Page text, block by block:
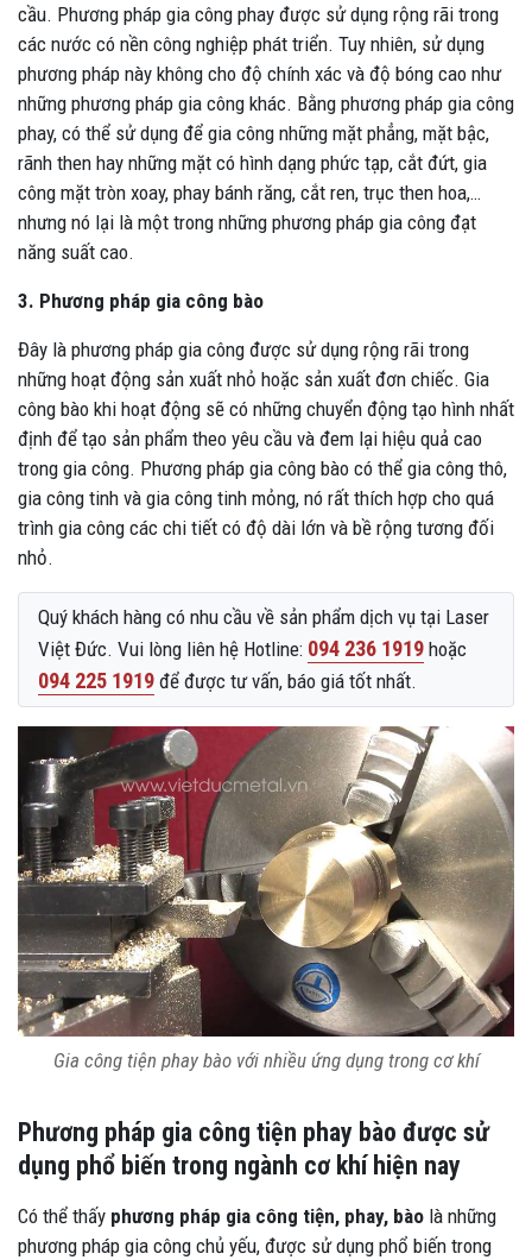
cầu. Phương pháp gia công phay được sử dụng rộng rãi trong
các nước có nền công nghiệp phát triển. Tuy nhiên, sử dụng
phương pháp này không cho độ chính xác và độ bóng cao như
những phương pháp gia công khác. Bằng phương pháp gia công
phay, có thể sử dụng để gia công những mặt phẳng, mặt bậc,
rãnh then hay những mặt có hình dạng phức tạp, cắt đứt, gia
công mặt tròn xoay, phay bánh răng, cắt ren, trục then hoa,…
nhưng nó lại là một trong những phương pháp gia công đạt
năng suất cao.
3. Phương pháp gia công bào
Đây là phương pháp gia công được sử dụng rộng rãi trong
những hoạt động sản xuất nhỏ hoặc sản xuất đơn chiếc. Gia
công bào khi hoạt động sẽ có những chuyển động tạo hình nhất
định để tạo sản phẩm theo yêu cầu và đem lại hiệu quả cao
trong gia công. Phương pháp gia công bào có thể gia công thô,
gia công tinh và gia công tinh mỏng, nó rất thích hợp cho quá
trình gia công các chi tiết có độ dài lớn và bề rộng tương đối
nhỏ.
Quý khách hàng có nhu cầu về sản phẩm dịch vụ tại Laser
Việt Đức. Vui lòng liên hệ Hotline: 094 236 1919 hoặc
094 225 1919 để được tư vấn, báo giá tốt nhất.
Gia công tiện phay bào với nhiều ứng dụng trong cơ khí
Phương pháp gia công tiện phay bào được sử
dụng phổ biến trong ngành cơ khí hiện nay
Có thể thấy phương pháp gia công tiện, phay, bào là những
phương pháp gia công chủ yếu, được sử dụng phổ biến trong